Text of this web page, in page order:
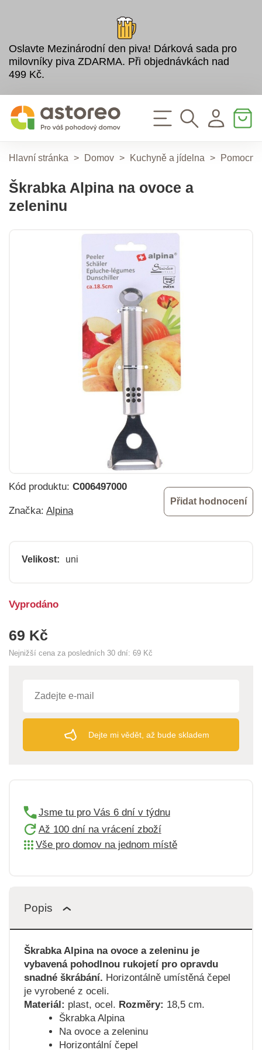
Oslavte Mezinárodní den piva! Dárková sada pro
milovníky piva ZDARMA. Při objednávkách nad
499 Kč.
Hlavní stránka > Domov > Kuchyně a jídelna >
Škrabka Alpina na ovoce a
zeleninu
Kód produktu: C006497000
Značka: Alpina
Přidat hodnocení
Velikost: uni
69 Kč
Nejnižší cena za posledních 30 dní: 69 Kč
Vyprodáno
Dejte mi vědět, až bude skladem
Jsme tu pro Vás 6 dní v týdnu
Až 100 dní na vrácení zboží
Vše pro domov na jednom místě
Popis
Škrabka Alpina na ovoce a zeleninu je
vybavená pohodlnou rukojetí pro opravdu
snadné škrábání. Horizontálně umístěná čepel
je vyrobené z oceli.
Materiál: plast, ocel. Rozměry: 18,5 cm.
Škrabka Alpina
Na ovoce a zeleninu
Horizontální čepel